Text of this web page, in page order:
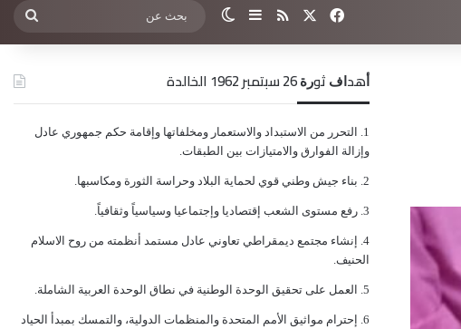
فيسبوك ملخص الموقع RSS
إضافة عمود جانبي
الوضع المظلم بحث
عن
ﺃﻫﺪﺍﻑ ﺛﻮﺭﺓ 26 ﺳﺒﺘﻤﺒﺮ 1962 الخالدة
ﺍﻟﺘﺤﺮﺭ ﻣﻦ ﺍﻻﺳﺘﺒﺪﺍﺩ ﻭﺍﻻﺳﺘﻌﻤﺎﺭ ﻭﻣﺨﻠﻔﺎﺗﻬﺎ ﻭﺇﻗﺎﻣﺔ ﺣﻜﻢ ﺟﻤﻬﻮﺭﻱ ﻋﺎﺩﻝ
ﻭﺇﺯﺍﻟﺔ ﺍﻟﻔﻮﺍﺭﻕ ﻭﺍﻻﻣﺘﻴﺎﺯﺍﺕ ﺑﻴﻦ ﺍﻟﻄﺒﻘﺎﺕ.
ﺑﻨﺎﺀ ﺟﻴﺶ ﻭﻃﻨﻲ ﻗﻮﻱ ﻟﺤﻤﺎﻳﺔ ﺍﻟﺒﻼﺩ ﻭﺣﺮﺍﺳﺔ ﺍﻟﺜﻮﺭﺓ ﻭﻣﻜﺎﺳﺒﻬﺎ.
ﺭﻓﻊ ﻣﺴﺘﻮﻯ ﺍﻟﺸﻌﺐ ﺇﻗﺘﺼﺎﺩﻳﺎ ﻭﺇﺟﺘﻤﺎﻋﻴﺎ ﻭﺳﻴﺎﺳﻴﺎً ﻭﺛﻘﺎﻓﻴﺎً.
ﺇﻧﺸﺎﺀ ﻣﺠﺘﻤﻊ ﺩﻳﻤﻘﺮﺍﻃﻲ ﺗﻌﺎﻭﻧﻲ ﻋﺎﺩﻝ ﻣﺴﺘﻤﺪ ﺃﻧﻈﻤﺘﻪ ﻣﻦ ﺭﻭﺡ ﺍﻻﺳﻼﻡ
ﺍﻟﺤﻨﻴﻒ.
ﺍﻟﻌﻤﻞ ﻋﻠﻰ ﺗﺤﻘﻴﻖ ﺍﻟﻮﺣﺪﺓ ﺍﻟﻮﻃﻨﻴﺔ ﻓﻲ ﻧﻄﺎﻕ ﺍﻟﻮﺣﺪﺓ ﺍﻟﻌﺮﺑﻴﺔ ﺍﻟﺸﺎﻣﻠﺔ.
ﺇﺣﺘﺮﺍﻡ ﻣﻮﺍﺛﻴﻖ الأﻣﻢ ﺍﻟﻤﺘﺤﺪﺓ ﻭﺍﻟﻤﻨﻈﻤﺎﺕ ﺍﻟﺪﻭﻟﻴﺔ، ﻭﺍﻟﺘﻤﺴﻚ ﺑﻤﺒﺪﺃ ﺍﻟﺤﻴﺎﺩ